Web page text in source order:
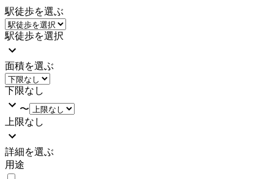
駅徒歩を選ぶ
駅徒歩を選択
面積を選ぶ
下限なし
〜
上限なし
詳細を選ぶ
用途